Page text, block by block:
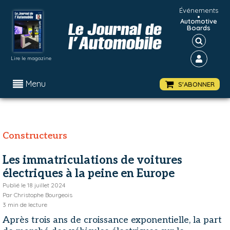
Lire le magazine
Événements
•
Automotive
Boards
Menu S'ABONNER
Constructeurs
Les immatriculations de voitures
électriques à la peine en Europe
Publié le 18 juillet 2024
Par Christophe Bourgeois
3 min de lecture
Après trois ans de croissance exponentielle, la part